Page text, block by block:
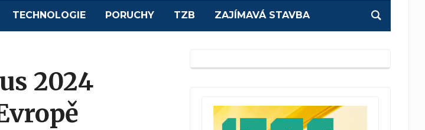
TECHNOLOGIE PORUCHY TZB ZAJÍMAVÁ STAVBA
2024